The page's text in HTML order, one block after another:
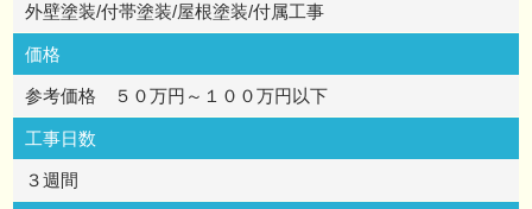
外壁塗装/付帯塗装/屋根塗装/付属工事
価格
参考価格 ５０万円～１００万円以下
工事日数
３週間